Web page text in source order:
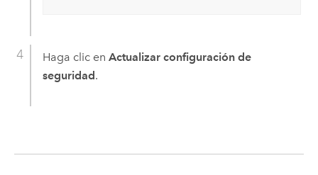
Haga clic en Actualizar configuración de
seguridad.